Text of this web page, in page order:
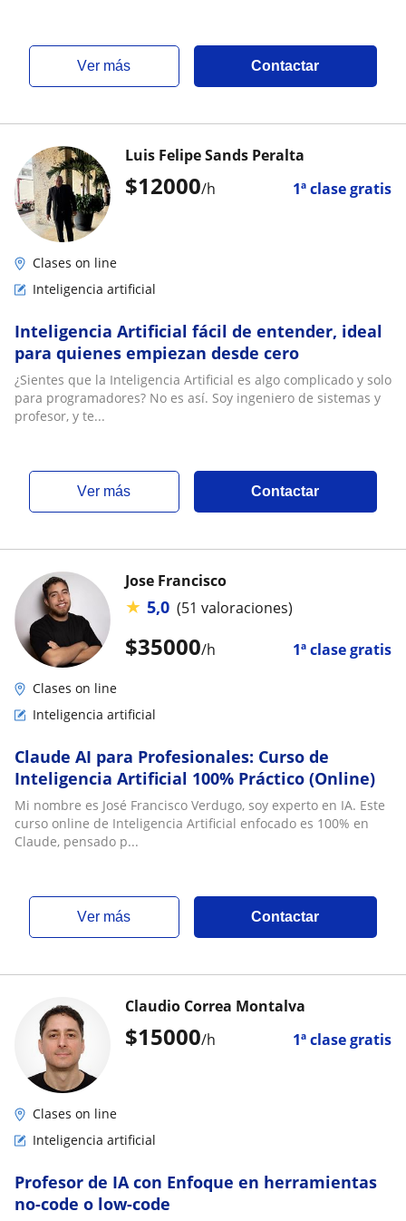
ver más Contactar
$12000/h 1ª clase gratis
Luis Felipe Sands Peralta
Clases on line
Inteligencia artificial
Inteligencia Artificial fácil de entender, ideal
para quienes empiezan desde cero
¿Sientes que la Inteligencia Artificial es algo complicado y solo
para programadores? No es así. Soy ingeniero de sistemas y
profesor, y te...
ver más Contactar
$35000/h 1ª clase gratis
Jose Francisco
★ 5,0 (51 valoraciones)
Clases on line
Inteligencia artificial
Claude AI para Profesionales: Curso de
Inteligencia Artificial 100% Práctico (Online)
Mi nombre es José Francisco Verdugo, soy experto en IA. Este
curso online de Inteligencia Artificial enfocado es 100% en
Claude, pensado p...
ver más Contactar
$15000/h 1ª clase gratis
Claudio Correa Montalva
Clases on line
Inteligencia artificial
Profesor de IA con Enfoque en herramientas
no-code o low-code